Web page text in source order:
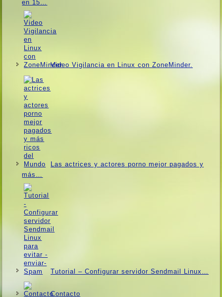
en 15…
Video Vigilancia en Linux con ZoneMinder.
Las actrices y actores porno mejor pagados y
más…
Tutorial – Configurar servidor Sendmail Linux…
Contacto